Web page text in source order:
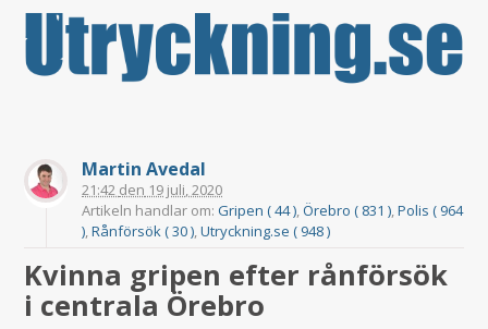
Martin Avedal
21:42 den 19 juli, 2020
Artikeln handlar om:Gripen ( 44 ),Örebro ( 831 ),Polis ( 964
),Rånförsök ( 30 ),Utryckning.se ( 948 )
Kvinna gripen efter rånförsök
i centrala Örebro